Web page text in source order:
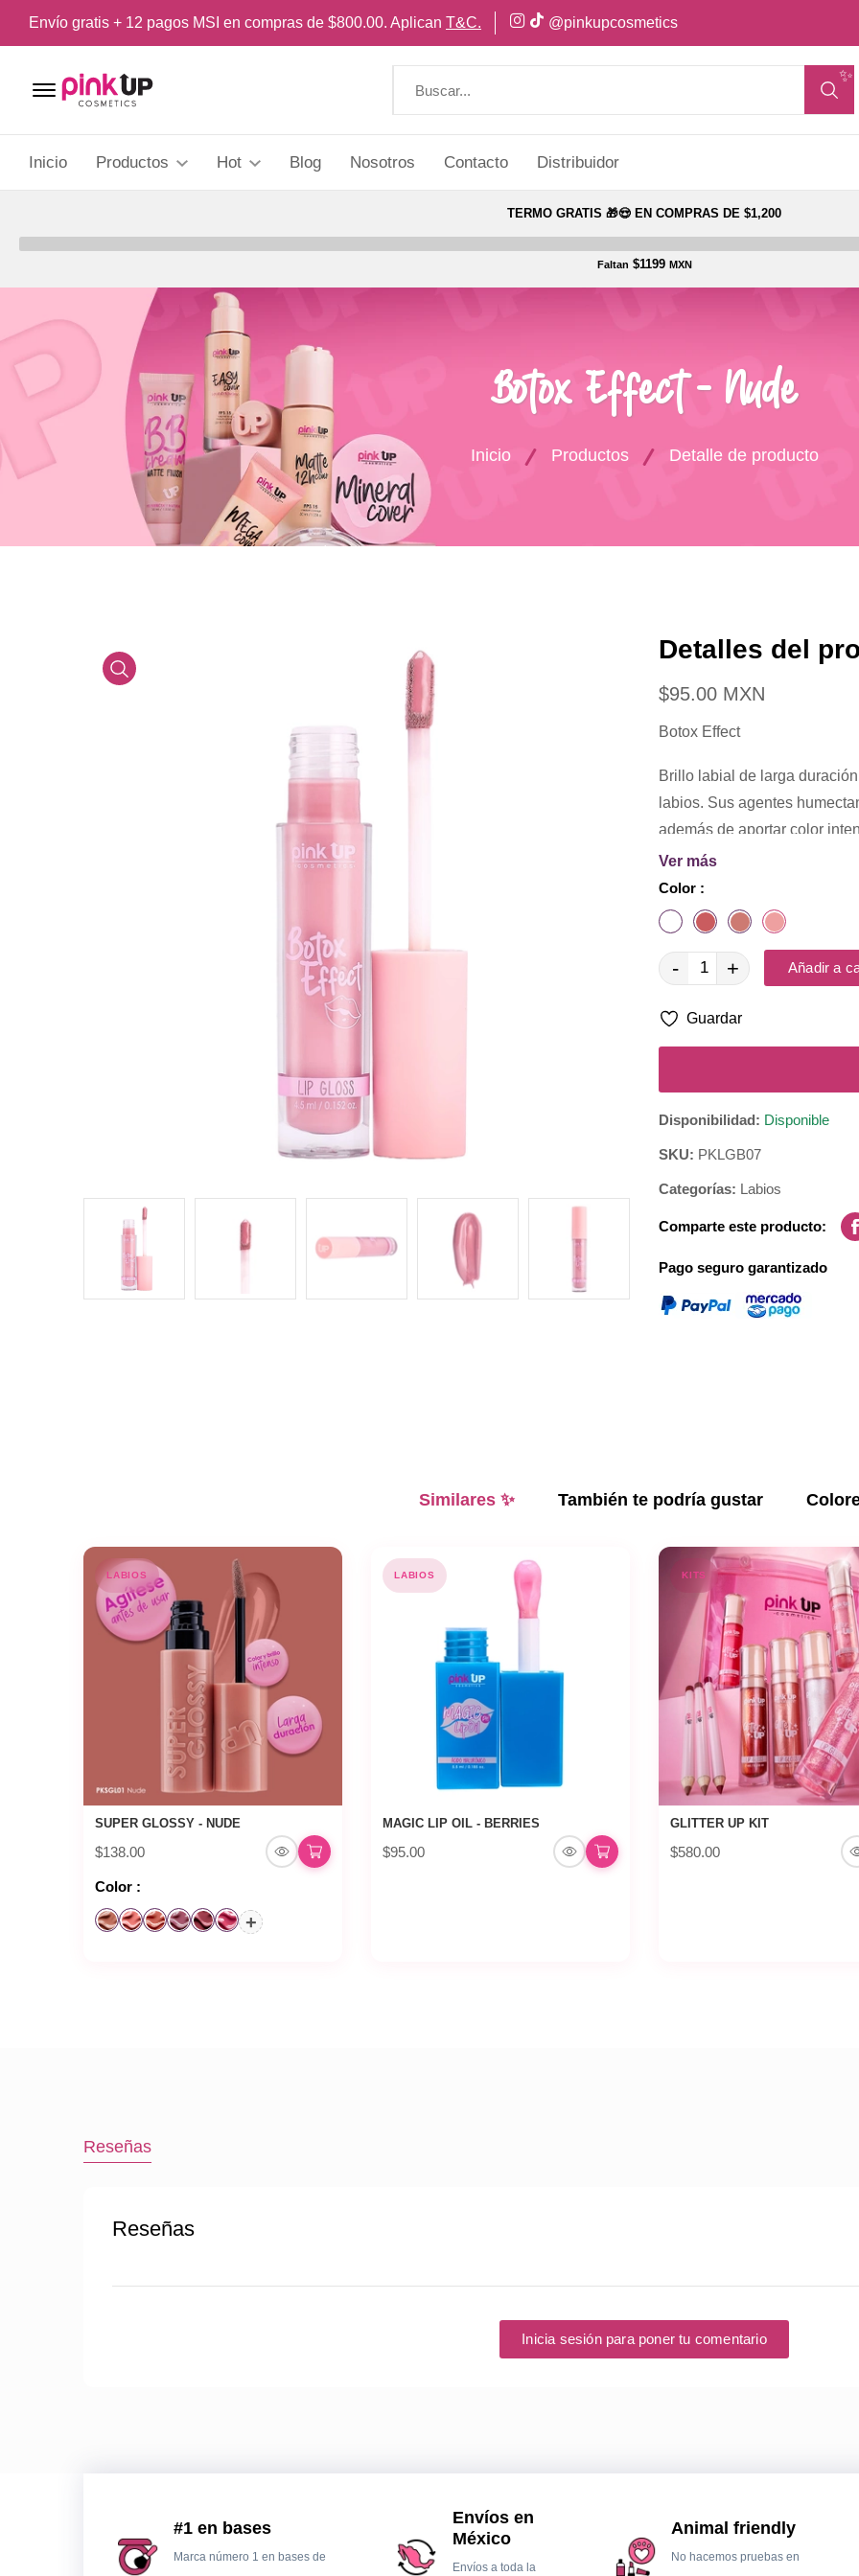
Envío gratis + 12 pagos MSI en compras de $800.00. Aplican T&C. @pinkupcosmetics
Menu Open ✨
Inicio Productos Hot Blog Nosotros Contacto Distribuidor
TERMO GRATIS 🎁😍 EN COMPRAS DE $1,200
Faltan $1199 MXN
Botox Effect - Nude
Inicio Productos Detalle de producto
Detalles del
$95.00 MXN
Botox Effect
Brillo labial de larga
labios. Sus agentes
además de aportar color
tener mayor tamaño gracias
Siente como un ligero
sangre aportándoles
Ingredientes: Mentol.
Ver más
Color :
- + Añadir a
Guardar
Disponibilidad: Disponible
SKU: PKLGB07
Categorías: Labios
Comparte este producto:
Pago seguro garantizado
Similares ✨ También te podría gustar
LABIOS
SUPER GLOSSY - NUDE
$138.00
Color :
+
LABIOS
MAGIC LIP OIL - BERRIES
$95.00
KITS
GLITTER UP KIT
$580.00
Reseñas
Reseñas
Inicia sesión para poner tu comentario
#1 en bases
Marca número 1 en bases de
Envíos en
México
Envíos a toda la
Animal friendly
No hacemos pruebas en